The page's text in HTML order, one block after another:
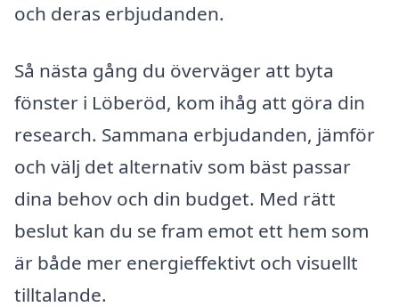
och deras erbjudanden.
Så nästa gång du överväger att byta
fönster i Löberöd, kom ihåg att göra din
research. Sammana erbjudanden, jämför
och välj det alternativ som bäst passar
dina behov och din budget. Med rätt
beslut kan du se fram emot ett hem som
är både mer energieffektivt och visuellt
tilltalande.